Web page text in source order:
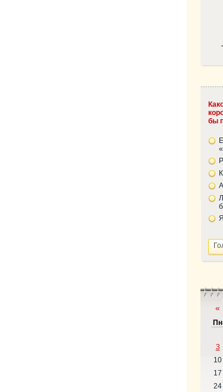
бы
«
Пн
3
10
17
24